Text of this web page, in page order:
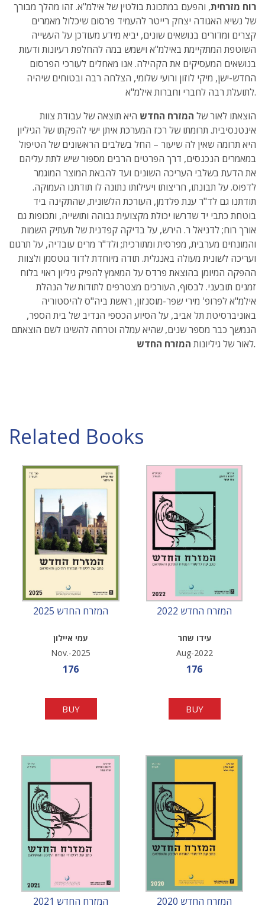
רוח מזרחית, והפעם במתכונת בולטין של אילמ"א. זהו מהלך מבורך
של נשיא האגודה יצחק רייטר להעמיד פרסום שיכלול מאמרים
קצרים ומדורים בנושאים שונים, יביא מידע מעודכן על העשייה
השוטפת המתקיימת באילמ"א וישמש במה להחלפת רעיונות ודעות
בנושאים המעסיקים את הקהילה. אנו מאחלים לעורכי הפרסום
החדש-ישן, מיקי לוזון ורועי שלומי, הצלחה רבה ובטוחים שיהיה
לתועלת רבה לחברי וחברות אילמ"א.
הוצאתו לאור של המזרח החדש היא תוצאה של עבודת צוות
אינטנסיבית. תרומתו של רכז המערכת איתן ישי להפקתו של הגיליון
היא תרומה שאין לה שיעור – החל בשלבים הראשונים של הטיפול
במאמרים הנכנסים, דרך הפרטים הרבים מספור שיש לתת עליהם
את הדעת בשלבי העריכה השונים ועד להבאת המוצר המוגמר
לדפוס. על תבונתו, חריצותו ויעילותו נתונה לו תודתנו העמוקה.
תודתנו גם לד"ר ענת פלדמן, העורכת הלשונית, שהתקינה ביד
בוטחת כתבי יד שדרשו יכולת מקצועית גבוהה ותושייה, ותכופות גם
אורך רוח; לדניאל ר. הירש, על בדיקה קפדנית של תעתיק השמות
והמונחים מערבית, מפרסית ומתורכית; ולד"ר מרים עובדיה, על תרגום
ועריכה לשונית מעולה באנגלית. תודה מיוחדת לדוד גוטסמן ולצוות
ההפקה המיומן בהוצאת פרדס על המאמץ להפיק גיליון ראוי בלוח
זמנים תובעני. לבסוף, העורכים מצטרפים לתודות של הנהלת
אילמ"א לפרופ' מירי שפר-מוסנזון, ראשת ביה"ס להיסטוריה
באוניברסיטת תל אביב, על הסיוע הכספי הנדיב של בית הספר,
הנמשך כבר מספר שנים, שהיא עמלה וטרחה להשיגו לשם הוצאתם
לאור של גיליונות המזרח החדש .
Related Books
המזרח החדש 2025
עמי איילון
Nov.-2025
Sale price
176
BUY
המזרח החדש 2022
עידו שחר
Aug-2022
Sale price
176
BUY
המזרח החדש 2021 המזרח החדש 2020